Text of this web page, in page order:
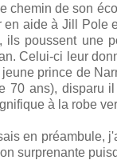
chemin de son
en aide à Jill Pole
ils poussent une
Celui-ci leur
prince de
70 ans), disparu
à la robe
en préambule,
surprenante